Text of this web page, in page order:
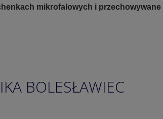
mikrofalowych i przechowywane
BOLESŁAWIEC